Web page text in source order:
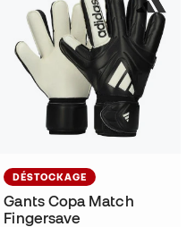
DÉSTOCKAGE
Gants Copa Match
Fingersave